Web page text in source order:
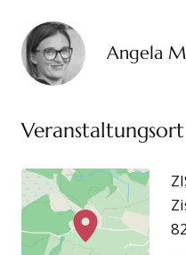
Angela
Veranstaltungsort